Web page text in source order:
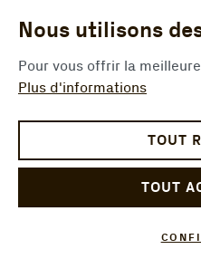
Nous utilisons
Pour vous offrir la
Plus d'informations
TOUT
TOUT